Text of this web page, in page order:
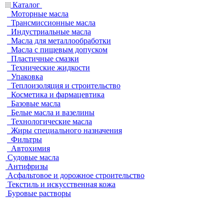
Каталог
Моторные масла
Трансмиссионные масла
Индустриальные масла
Масла для металлообработки
Масла с пищевым допуском
Пластичные смазки
Технические жидкости
Упаковка
Теплоизоляция и строительство
Косметика и фармацевтика
Базовые масла
Белые масла и вазелины
Технологические масла
Жиры специального назначения
Фильтры
Автохимия
Судовые масла
Антифризы
Асфальтовое и дорожное строительство
Текстиль и искусственная кожа
Буровые растворы